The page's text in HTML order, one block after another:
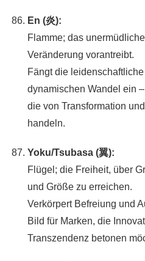
En (炎):
Flamme; das
Veränderung vorantreibt.
Fängt die
dynamischen Wandel ein
die von Transformation
handeln.
Yoku/Tsubasa (翼):
Flügel; die Freiheit, über
und Größe zu erreichen.
Verkörpert Befreiung und
Bild für Marken, die
Transzendenz betonen